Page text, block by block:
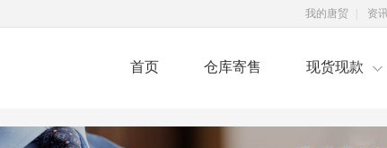
我的唐贸 资
首页 仓库寄售 现货现款